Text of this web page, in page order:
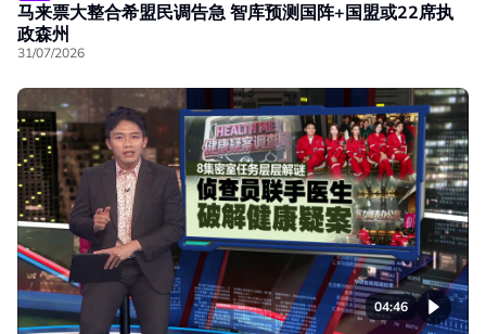
马来票大整合希盟民调告急 智库预测国阵+国盟或22席执
政森州
31/07/2026
04:46